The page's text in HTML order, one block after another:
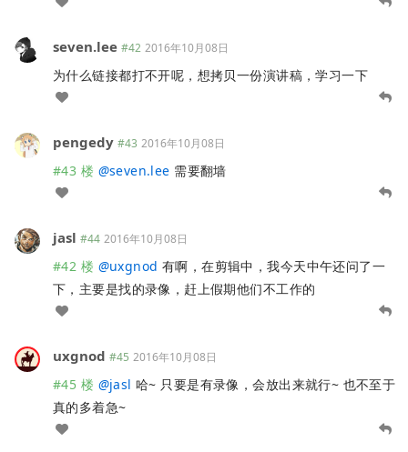
seven.lee #42 2016年10月08日
为什么链接都打不开呢，想拷贝一份演讲稿，学习一下
pengedy #43 2016年10月08日
#43 楼 @seven.lee 需要翻墙
jasl #44 2016年10月08日
#42 楼 @uxgnod 有啊，在剪辑中，我今天中午还问了一
下，主要是找的录像，赶上假期他们不工作的
uxgnod #45 2016年10月08日
#45 楼 @jasl 哈~ 只要是有录像，会放出来就行~ 也不至于
真的多着急~